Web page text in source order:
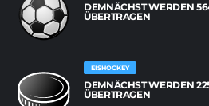
DEMNÄCHST WERDEN
BERTRAGEN
EISHOCKEY
DEMNÄCHST WERDEN
ÜBERTRAGEN